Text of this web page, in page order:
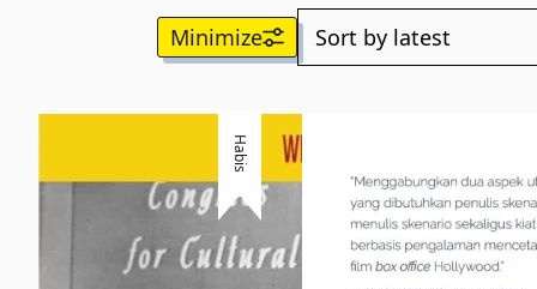
Habis